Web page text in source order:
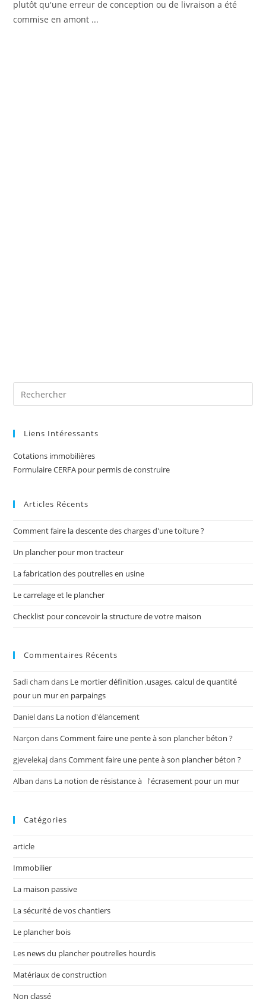
plutôt qu'une erreur de conception ou de livraison a été
commise en amont ...
Liens Intéressants
Cotations immobilières
Formulaire CERFA pour permis de construire
Articles Récents
Comment faire la descente des charges d'une toiture ?
Un plancher pour mon tracteur
La fabrication des poutrelles en usine
Le carrelage et le plancher
Checklist pour concevoir la structure de votre maison
Commentaires Récents
Sadi cham dans Le mortier définition ,usages, calcul de quantité
pour un mur en parpaings
Danieldans La notion d'élancement
Narçon dansComment faire une pente à son plancher béton ?
gjevelekajdansComment faire une pente à son plancher béton ?
Alban dans La notion de résistance à l'écrasement pour un mur
Catégories
article
Immobilier
La maison passive
La sécurité de vos chantiers
Le plancher bois
Les news du plancher poutrelles hourdis
Matériaux de construction
Non classé